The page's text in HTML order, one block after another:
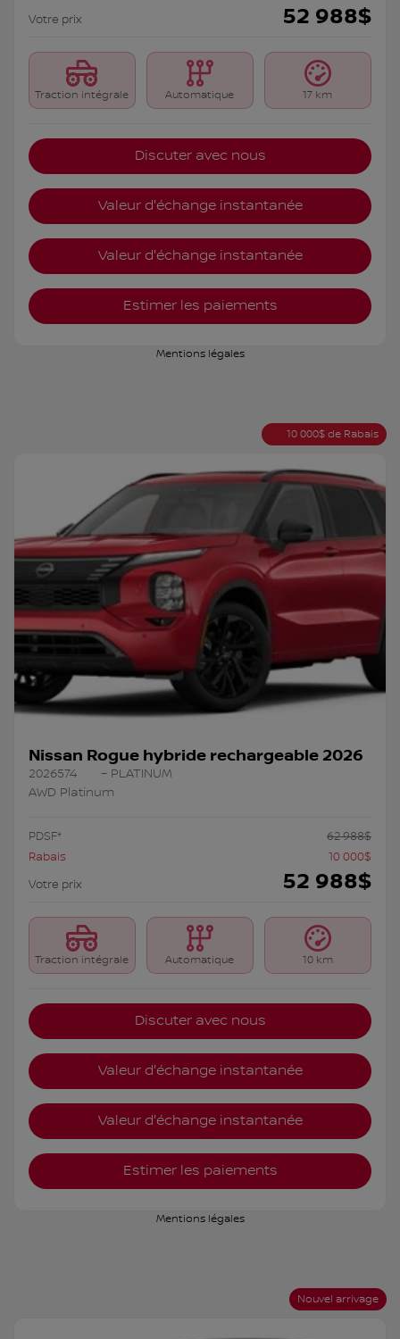
Votre prix
52 988$
Traction intégrale Automatique 17 km
Discuter avec nous
Valeur d'échange instantanée
Valeur d'échange instantanée
Estimer les paiements
Mentions légales
10 000$ de Rabais
Nissan Rogue hybride rechargeable 2026
2026574
– PLATINUM
AWD Platinum
PDSF* 62 988$
Rabais
10 000$
Votre prix
52 988$
Traction intégrale Automatique 10 km
Discuter avec nous
Valeur d'échange instantanée
Valeur d'échange instantanée
Estimer les paiements
Mentions légales
Nouvel arrivage